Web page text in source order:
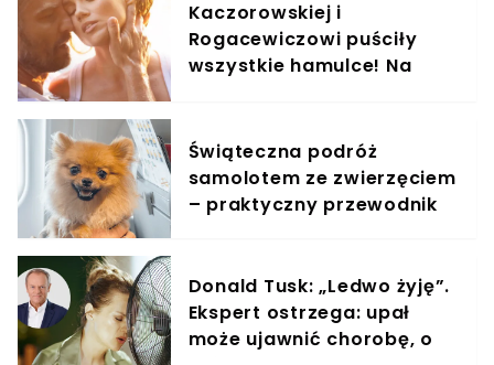
Kaczorowskiej i
Rogacewiczowi puściły
wszystkie hamulce! Na
Świąteczna podróż
samolotem ze zwierzęciem
– praktyczny przewodnik
Donald Tusk: „Ledwo żyję”.
Ekspert ostrzega: upał
może ujawnić chorobę, o